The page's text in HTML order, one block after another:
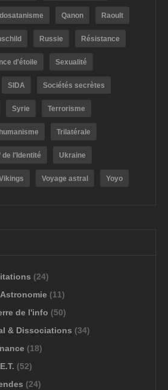
Qanon Raoult
Russie Résistance
d'étoile Sexualité
SIDA Sociétés secrètes
Syrie Terrorisme
Trilatérale
l'Identité Ukraine
Voyage astral Yoyo
(24)
(11)
de l'info (50)
& Dissociations (34)
(18)
(52)
(24)